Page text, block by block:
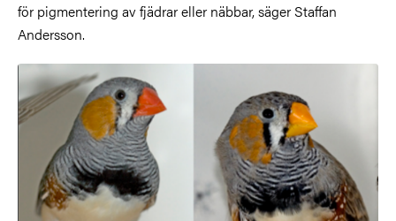
för pigmentering av fjädrar eller näbbar, säger Staffan
Andersson.